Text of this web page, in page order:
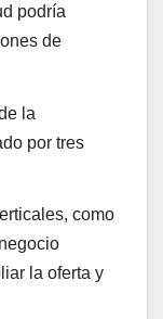
podría
de
la
por tres
como
la oferta y